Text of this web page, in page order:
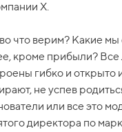
X.
что верим? Какие мы
кроме прибыли? Все
гибко и открыто
не успев
или все это
директора по